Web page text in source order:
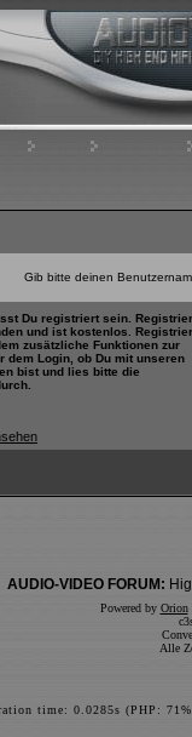
Gib bitte deinen
Du registriert sein.
und ist kostenlos.
zusätzliche Funktionen zur
dem Login, ob Du mit unseren
bist und lies bitte die
AUDIO-VIDEO FORUM:
Powered by Orion
Alle
time: 0.0285s (PHP: